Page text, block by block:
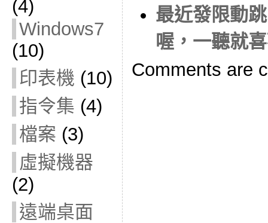
(4)
Windows7
(10)
印表機 (10)
指令集 (4)
檔案 (3)
虛擬機器
(2)
遠端桌面
最近發限動
喔，一聽就
Comments are